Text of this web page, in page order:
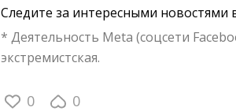
Следите за интересными новостями
* Деятельность Meta (соцсети
экстремистская.
0 0